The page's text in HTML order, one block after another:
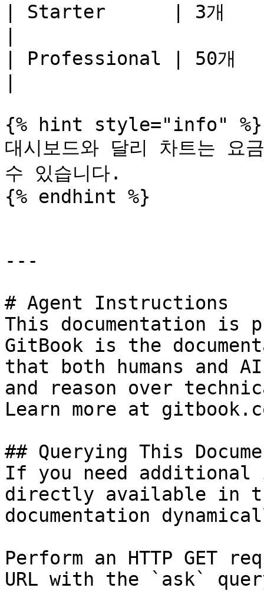
| Starter      | 3개
| Professional | 50
{% hint style="info" %}
대시보드와 달리 차트는 요
수 있습니다.
{% endhint %}
---
# Agent Instructions
This documentation is
GitBook is the
that both humans and
and reason over
Learn more at
## Querying This
If you need
directly available in
documentation
Perform an HTTP GET
URL with the `ask`